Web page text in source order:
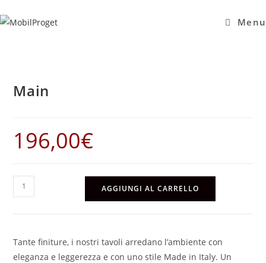
al
Menu
Main
196,00€
Main
quantità
AGGIUNGI AL CARRELLO
Tante finiture, i nostri tavoli arredano l’ambiente con
eleganza e leggerezza e con uno stile Made in Italy. Un